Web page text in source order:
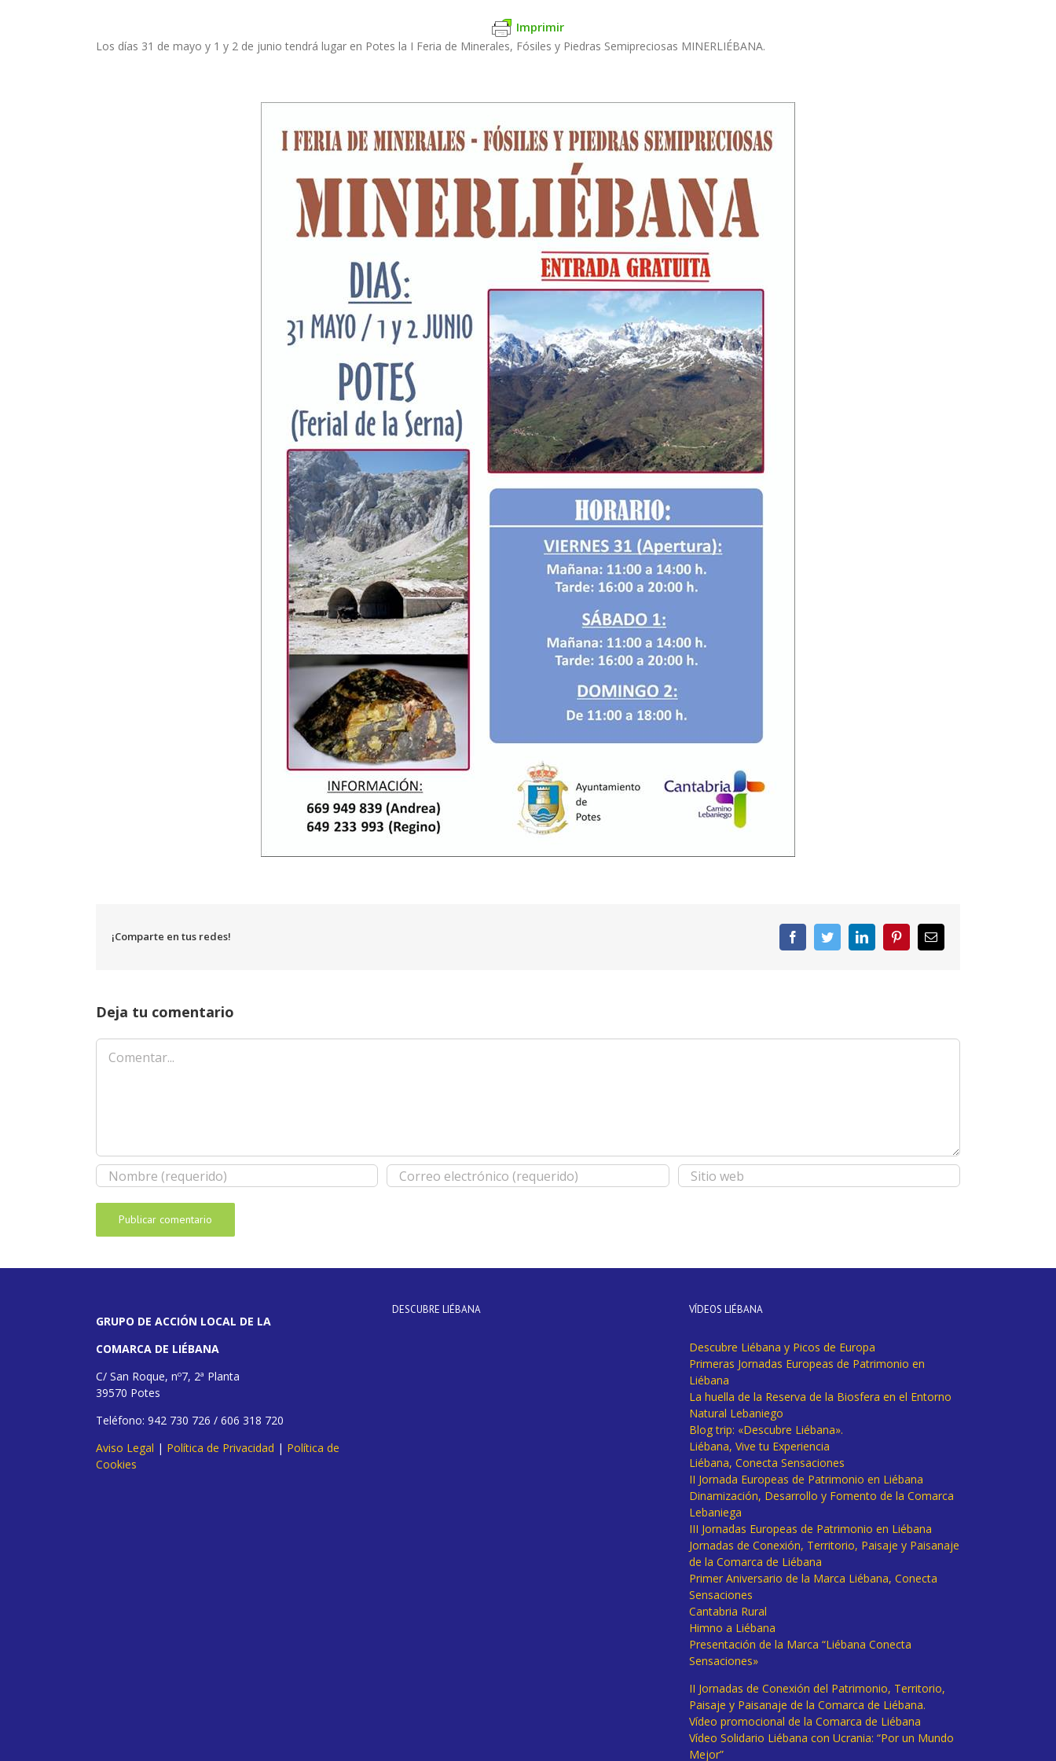
Imprimir
Los días 31 de mayo y 1 y 2 de junio tendrá lugar en Potes la I Feria de Minerales, Fósiles y Piedras Semipreciosas MINERLIÉBANA.
¡Comparte en tus redes! FacebookTwitterLinkedInPinterestCorreo
electrónico
Deja tu comentario
Comentar
GRUPO DE ACCIÓN LOCAL DE LA
COMARCA DE LIÉBANA
C/ San Roque, nº7, 2ª Planta
39570 Potes
Teléfono: 942 730 726 / 606 318 720
Aviso Legal | Política de Privacidad | Política de
Cookies
DESCUBRE LIÉBANA VÍDEOS LIÉBANA
Descubre Liébana y Picos de Europa
Primeras Jornadas Europeas de Patrimonio en
Liébana
La huella de la Reserva de la Biosfera en el Entorno
Natural Lebaniego
Blog trip: «Descubre Liébana».
Liébana, Vive tu Experiencia
Liébana, Conecta Sensaciones
II Jornada Europeas de Patrimonio en Liébana
Dinamización, Desarrollo y Fomento de la Comarca
Lebaniega
III Jornadas Europeas de Patrimonio en Liébana
Jornadas de Conexión, Territorio, Paisaje y Paisanaje
de la Comarca de Liébana
Primer Aniversario de la Marca Liébana, Conecta
Sensaciones
Cantabria Rural
Himno a Liébana
Presentación de la Marca “Liébana Conecta
Sensaciones»
II Jornadas de Conexión del Patrimonio, Territorio,
Paisaje y Paisanaje de la Comarca de Liébana.
Vídeo promocional de la Comarca de Liébana
Vídeo Solidario Liébana con Ucrania: “Por un Mundo
Mejor”